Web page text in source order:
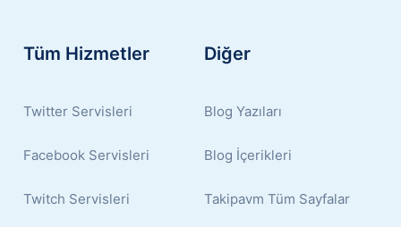
Tüm Hizmetler
Twitter Servisleri
Facebook Servisleri
Twitch Servisleri
Diğer
Blog Yazıları
Blog İçerikleri
Takipavm Tüm Sayfalar